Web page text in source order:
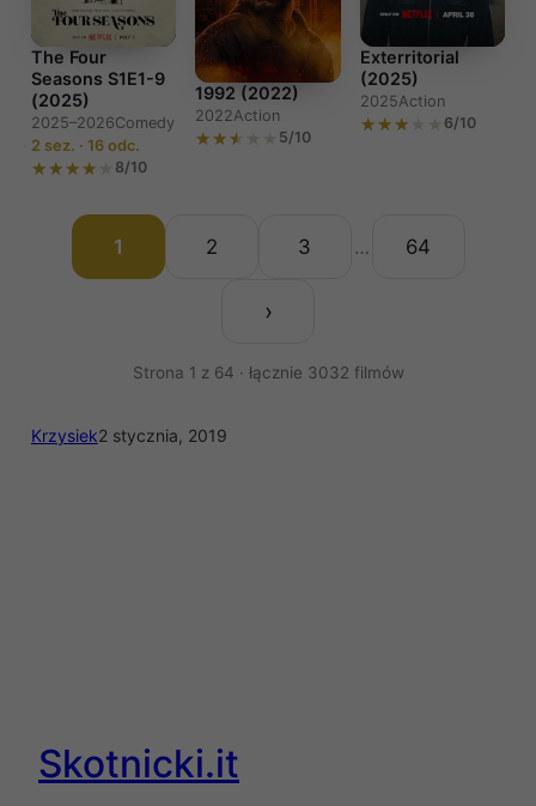
The Four
Seasons S1E1-9
(2025)
2025–2026Comedy
2 sez. · 16 odc.
8/10
1992 (2022)
2022Action
5/10
Exterritorial
(2025)
2025Action
6/10
1 2 3 … 64
›
Strona 1 z 64 · łącznie 3032 filmów
Krzysiek2 stycznia, 2019
Skotnicki.it